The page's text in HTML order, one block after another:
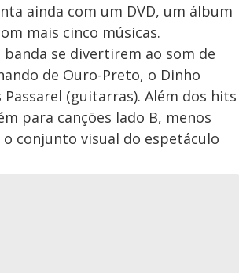
ainda com um DVD, um álbum
mais cinco músicas.
se divertirem ao som de
de Ouro-Preto, o Dinho
Passarel (guitarras). Além dos hits
para canções lado B, menos
conjunto visual do espetáculo